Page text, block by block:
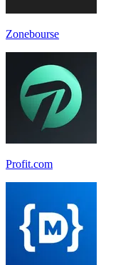
Zonebourse
Profit.com